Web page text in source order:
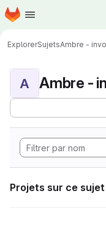
Passer au contenu principal
Page d'accueil
ExplorerSujetsAmbre -
A Ambre -
Projets sur ce sujet